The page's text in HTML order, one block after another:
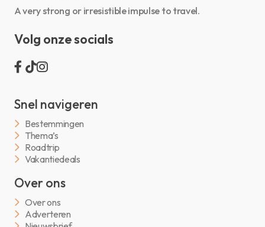
A very strong or irresistible impulse to travel.
Volg onze socials
Snel navigeren
Bestemmingen
Thema’s
Roadtrip
Vakantiedeals
Over ons
Over ons
Adverteren